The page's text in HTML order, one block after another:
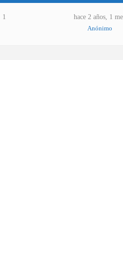
1
hace 2 años, 1
Anónimo